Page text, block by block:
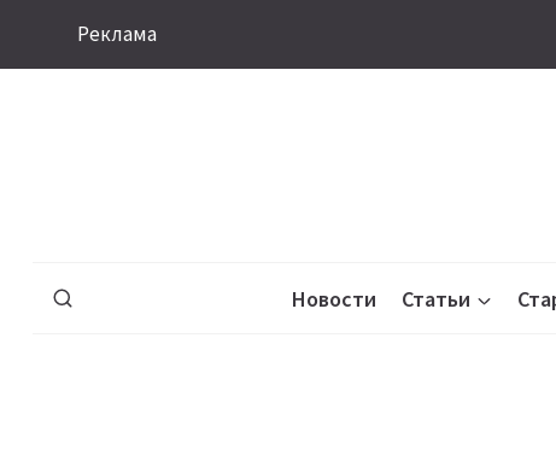
Реклама
Новости Статьи